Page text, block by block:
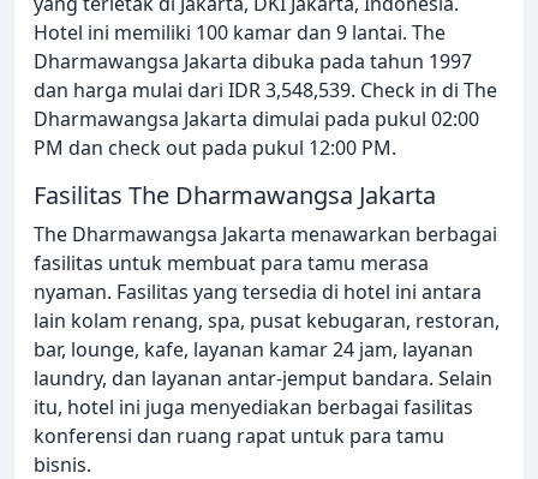
Hotel ini memiliki 100 kamar dan 9 lantai. The
Dharmawangsa Jakarta dibuka pada tahun 1997
dan harga mulai dari IDR 3,548,539. Check in di The
Dharmawangsa Jakarta dimulai pada pukul 02:00
PM dan check out pada pukul 12:00 PM.
Fasilitas The Dharmawangsa Jakarta
The Dharmawangsa Jakarta menawarkan berbagai
fasilitas untuk membuat para tamu merasa
nyaman. Fasilitas yang tersedia di hotel ini antara
lain kolam renang, spa, pusat kebugaran, restoran,
bar, lounge, kafe, layanan kamar 24 jam, layanan
laundry, dan layanan antar-jemput bandara. Selain
itu, hotel ini juga menyediakan berbagai fasilitas
konferensi dan ruang rapat untuk para tamu
bisnis.